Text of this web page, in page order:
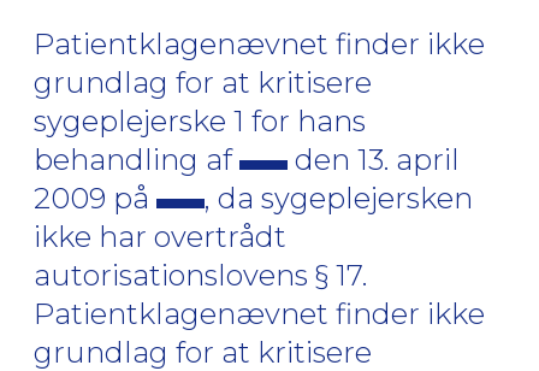
Patientklagenævnet finder ikke
grundlag for at kritisere
sygeplejerske 1 for hans
behandling af
den 13. april
2009 på
, da sygeplejersken
ikke har overtrådt
autorisationslovens § 17.
Patientklagenævnet finder ikke
grundlag for at kritisere